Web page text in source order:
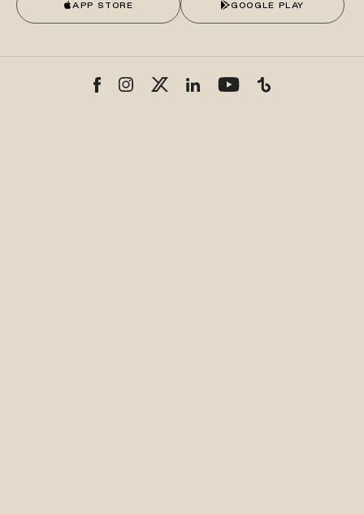
APP STORE GOOGLE PLAY